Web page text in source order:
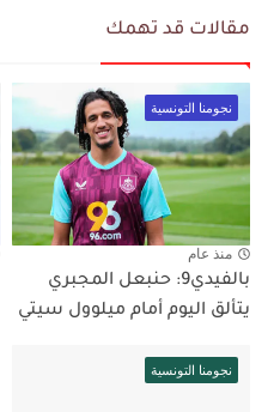
مقالات قد تهمك
نجومنا التونسية
منذ عام
بالفيدي9: حنبعل المجبري
يتألق اليوم أمام ميلوول سيتي
نجومنا التونسية